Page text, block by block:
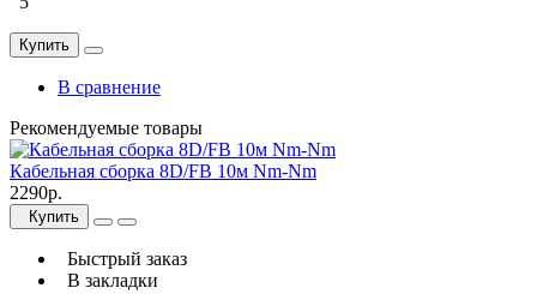
Купить
В сравнение
Рекомендуемые товары
Кабельная сборка 8D/FB 10м Nm-Nm
2290р.
Купить
Быстрый заказ
В закладки